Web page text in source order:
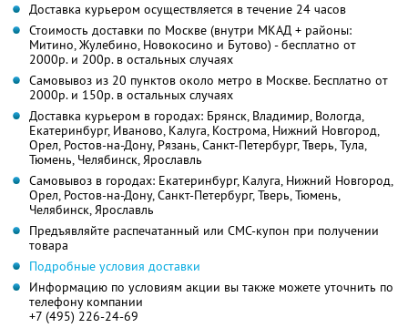
Доставка курьером осуществляется в течение 24 часов
Стоимость доставки по Москве (внутри МКАД + районы:
Митино, Жулебино, Новокосино и Бутово) - бесплатно от
2000р. и 200р. в остальных случаях
Самовывоз из 20 пунктов около метро в Москве. Бесплатно от
2000р. и 150р. в остальных случаях
Доставка курьером в городах: Брянск, Владимир, Вологда,
Екатеринбург, Иваново, Калуга, Кострома, Нижний Новгород,
Орел, Ростов-на-Дону, Рязань, Санкт-Петербург, Тверь, Тула,
Тюмень, Челябинск, Ярославль
Самовывоз в городах: Екатеринбург, Калуга, Нижний Новгород,
Орел, Ростов-на-Дону, Санкт-Петербург, Тверь, Тюмень,
Челябинск, Ярославль
Предъявляйте распечатанный или СМС-купон при получении
товара
Подробные условия доставки
Информацию по условиям акции вы также можете уточнить по
телефону компании
+7 (495) 226-24-69